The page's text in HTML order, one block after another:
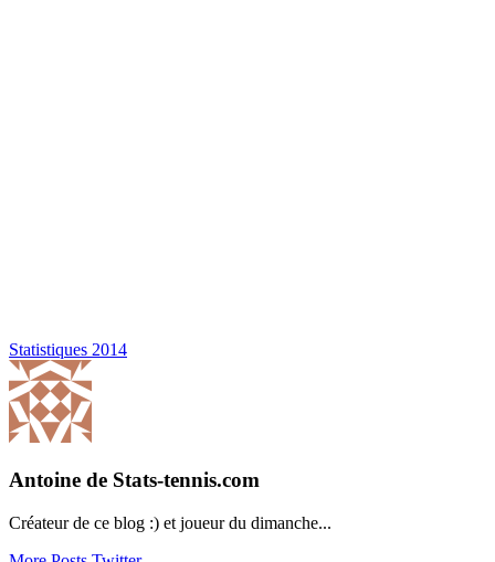
Statistiques 2014
Antoine de Stats-tennis.com
Créateur de ce blog :) et joueur du dimanche...